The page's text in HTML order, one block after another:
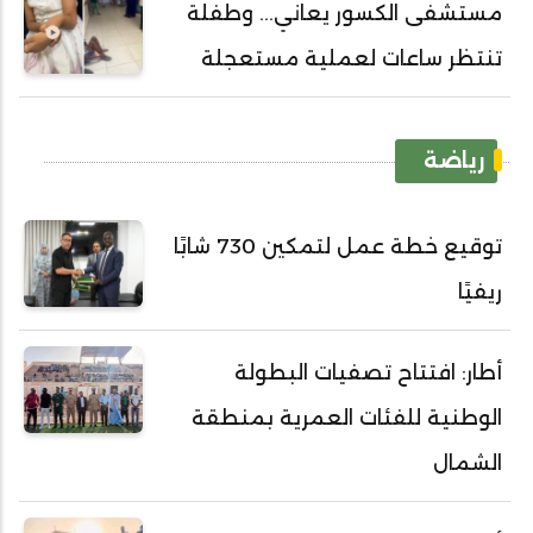
مستشفى الكسور يعاني... وطفلة
تنتظر ساعات لعملية مستعجلة
رياضة
توقيع خطة عمل لتمكين 730 شابًا
ريفيًا
أطار: افتتاح تصفيات البطولة
الوطنية للفئات العمرية بمنطقة
الشمال